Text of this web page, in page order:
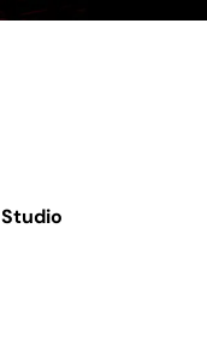
Studio